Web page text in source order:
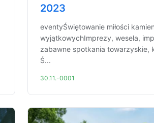
2023
eventyŚwiętowanie miłości
wyjątkowychImprezy, wesela,
zabawne spotkania towarzyskie,
Ś...
30.11.-0001